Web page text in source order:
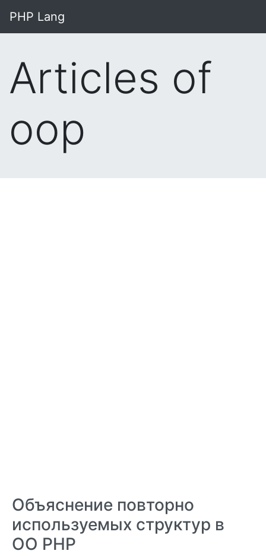
PHP Lang
Articles of
oop
Объяснение повторно
используемых структур в
OO PHP